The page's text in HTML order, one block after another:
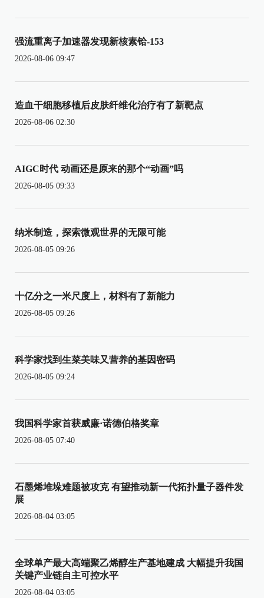
强流重离子加速器发现新核素铪-153
2026-08-06 09:47
造血干细胞移植后皮肤纤维化治疗有了新靶点
2026-08-06 02:30
AIGC时代 动画还是原来的那个“动画”吗
2026-08-05 09:33
纳米制造，探索微观世界的无限可能
2026-08-05 09:26
十亿分之一米尺度上，材料有了新能力
2026-08-05 09:26
科学家找到生菜美味又营养的基因密码
2026-08-05 09:24
我国科学家首获威廉·诺德伯格奖章
2026-08-05 07:40
石墨烯堆垛难题被攻克 有望推动新一代拓扑量子器件发
展
2026-08-04 03:05
全球单产最大高端聚乙烯醇生产基地建成 大幅提升我国
关键产业链自主可控水平
2026-08-04 03:05